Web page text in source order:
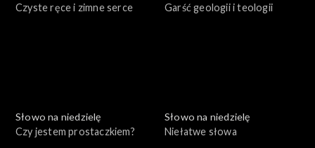
Czyste ręce i zimne serce
Garść geologii i teologii
Słowo na niedzielę
Czy jestem prostaczkiem?
Słowo na niedzielę
Niełatwe słowa